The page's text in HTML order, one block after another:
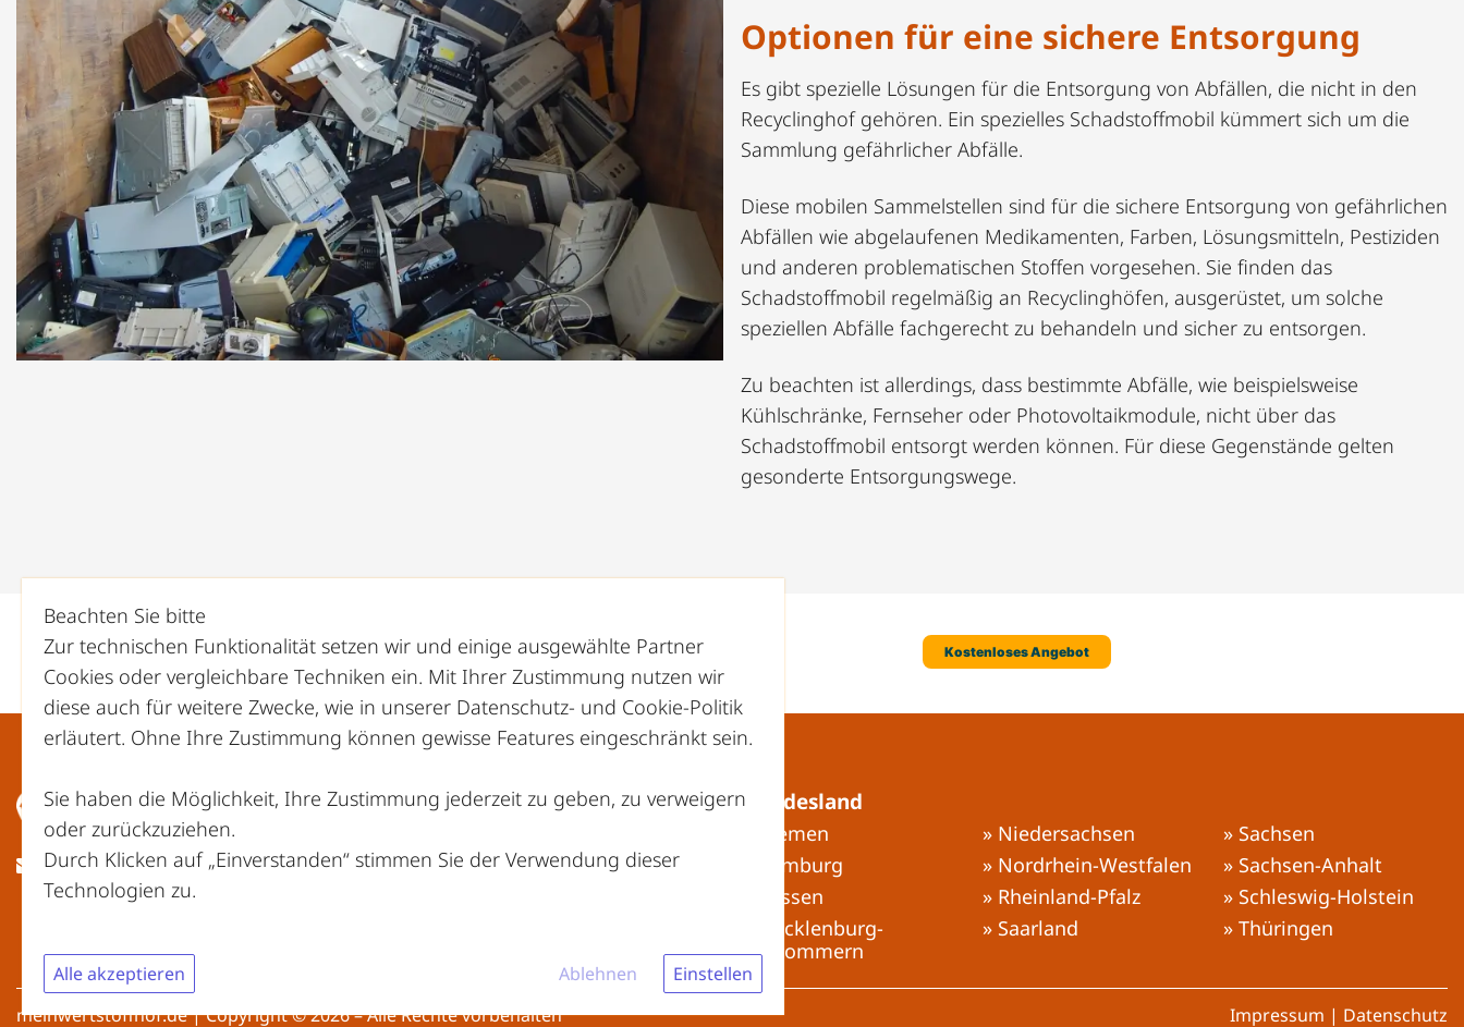
Optionen für eine sichere Entsorgung
Es gibt spezielle Lösungen für die Entsorgung von Abfällen, die nicht in den
Recyclinghof gehören. Ein spezielles Schadstoffmobil kümmert sich um die
Sammlung gefährlicher Abfälle.
Diese mobilen Sammelstellen sind für die sichere Entsorgung von gefährlichen
Abfällen wie abgelaufenen Medikamenten, Farben, Lösungsmitteln, Pestiziden
und anderen problematischen Stoffen vorgesehen. Sie finden das
Schadstoffmobil regelmäßig an Recyclinghöfen, ausgerüstet, um solche
speziellen Abfälle fachgerecht zu behandeln und sicher zu entsorgen.
Zu beachten ist allerdings, dass bestimmte Abfälle, wie beispielsweise
Kühlschränke, Fernseher oder Photovoltaikmodule, nicht über das
Schadstoffmobil entsorgt werden können. Für diese Gegenstände gelten
gesonderte Entsorgungswege.
ed.fohffotstrewniem@ofni
Recyclinghöfe in Ihrem Bundesland
» Bayern
» Bremen
» Hamburg
» Hessen
» Mecklenburg-
Vorpommern
» Niedersachsen
» Nordrhein-Westfalen
» Rheinland-Pfalz
» Saarland
» Sachsen
» Sachsen-Anhalt
» Schleswig-Holstein
» Thüringen
meinwertstoffhof.de | Copyright © 2026 – Alle Rechte vorbehalten Impressum | Datenschutz
Beachten Sie bitte
Zur technischen Funktionalität setzen wir und einige ausgewählte Partner
Cookies oder vergleichbare Techniken ein. Mit Ihrer Zustimmung nutzen wir
diese auch für weitere Zwecke, wie in unserer Datenschutz- und Cookie-Politik
erläutert. Ohne Ihre Zustimmung können gewisse Features eingeschränkt sein.
Sie haben die Möglichkeit, Ihre Zustimmung jederzeit zu geben, zu verweigern
oder zurückzuziehen.
Durch Klicken auf „Einverstanden“ stimmen Sie der Verwendung dieser
Technologien zu.
Alle akzeptieren Einstellen
Ablehnen